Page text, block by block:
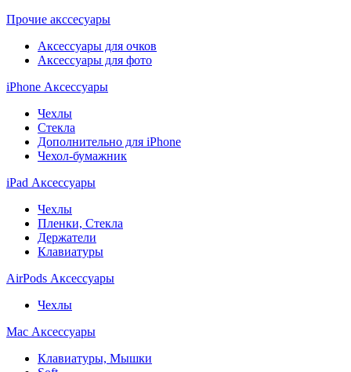
Прочие акссесуары
Аксессуары для очков
Аксессуары для фото
iPhone Аксессуары
Чехлы
Стекла
Дополнительно для iPhone
Чехол-бумажник
iPad Аксессуары
Чехлы
Пленки, Стекла
Держатели
Клавиатуры
AirPods Аксессуары
Чехлы
Mac Аксессуары
Клавиатуры, Мышки